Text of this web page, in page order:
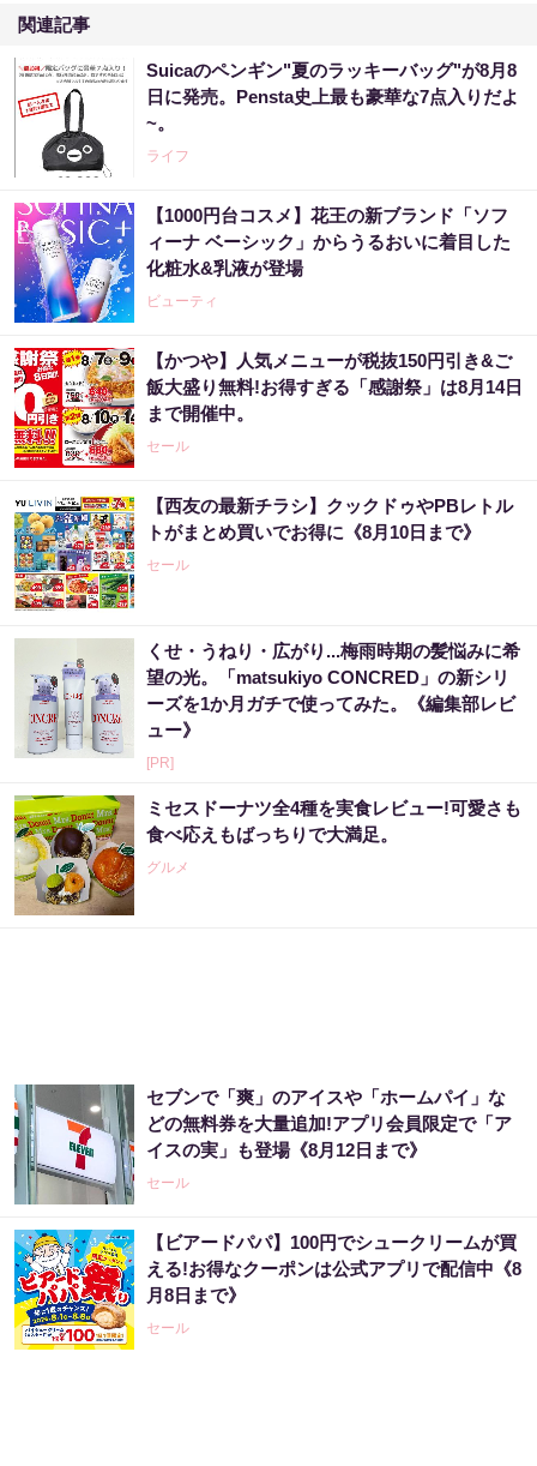
関連記事
Suicaのペンギン"夏のラッキーバッグ"が8月8
日に発売。Pensta史上最も豪華な7点入りだよ
~。
ライフ
【1000円台コスメ】花王の新ブランド「ソフ
ィーナ ベーシック」からうるおいに着目した
化粧水&乳液が登場
ビューティ
【かつや】人気メニューが税抜150円引き&ご
飯大盛り無料!お得すぎる「感謝祭」は8月14日
まで開催中。
セール
【西友の最新チラシ】クックドゥやPBレトル
トがまとめ買いでお得に《8月10日まで》
セール
くせ・うねり・広がり...梅雨時期の髪悩みに希
望の光。「matsukiyo CONCRED」の新シリ
ーズを1か月ガチで使ってみた。《編集部レビ
ュー》
[PR]
ミセスドーナツ全4種を実食レビュー!可愛さも
食べ応えもばっちりで大満足。
グルメ
セブンで「爽」のアイスや「ホームパイ」な
どの無料券を大量追加!アプリ会員限定で「ア
イスの実」も登場《8月12日まで》
セール
【ビアードパパ】100円でシュークリームが買
える!お得なクーポンは公式アプリで配信中《8
月8日まで》
セール